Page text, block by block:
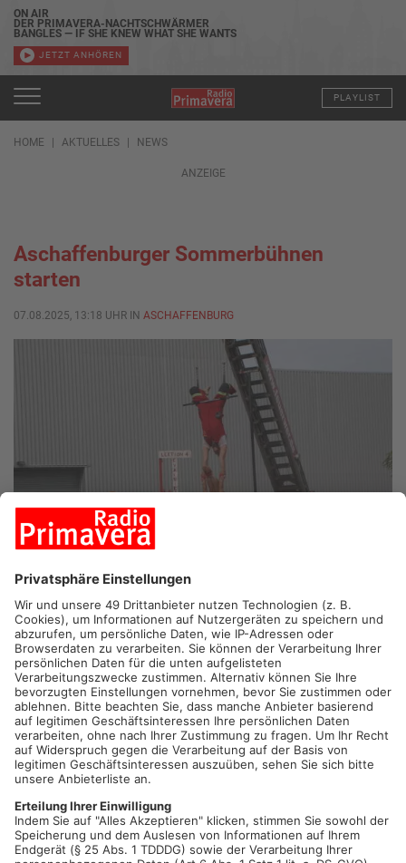
ON AIR
DER PRIMAVERA-NACHTSCHWÄRMER
BANGLES — IF SHE KNEW WHAT SHE WANTS
JETZT ANHÖREN
PLAYLIST
HOME AKTUELLES NEWS
ANZEIGE
Aschaffenburger Sommerbühnen
starten
07.08.2025, 13:18 UHR IN ASCHAFFENBURG
ASCHAFFENBURG.Der Campus der Technischen Hochschule
in Aschaffenburg verwandelt sich ab heute in eine Open-Air-
Bühne. Die „Aschaffenburger Sommerbühnen“ laden bis Ende
August zu einem vielseitigen Kulturprogramm unter freiem
Himmel ein. Unter dem Motto „Hamlet bis Heavy Metal“ bietet
das Event bis Ende August wieder eine Plattform für
verschiedenste Konzerte, Theateraufführungen und Kabarett.
Artikel teilen